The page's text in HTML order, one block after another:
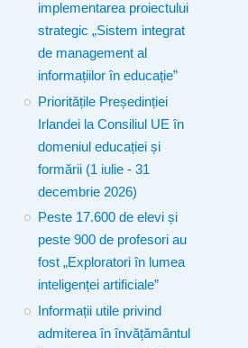
implementarea proiectului
strategic „Sistem integrat
de management al
informațiilor în educație”
Prioritățile Președinției
Irlandei la Consiliul UE în
domeniul educației și
formării (1 iulie - 31
decembrie 2026)
Peste 17.600 de elevi și
peste 900 de profesori au
fost „Exploratori în lumea
inteligenței artificiale”
Informații utile privind
admiterea în învățământul